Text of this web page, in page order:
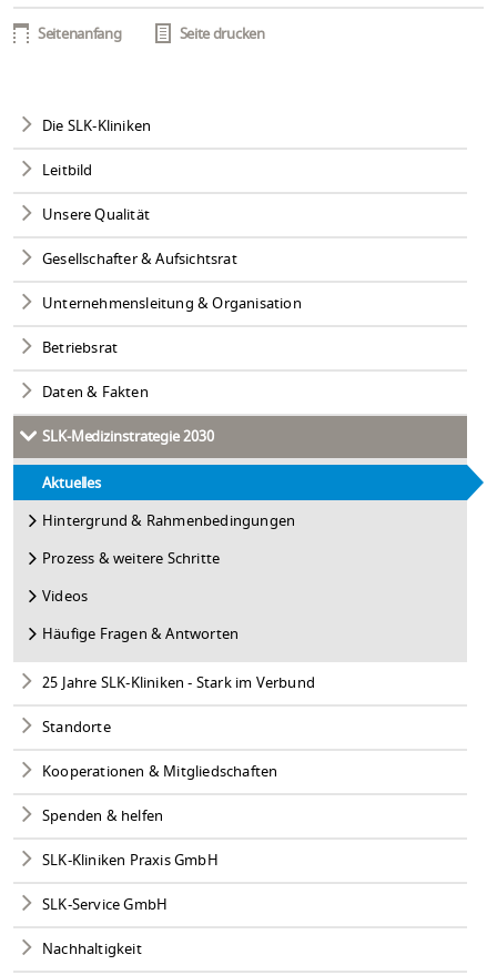
Seitenanfang Seite drucken
Die SLK-Kliniken
Leitbild
Unsere Qualität
Gesellschafter & Aufsichtsrat
Unternehmensleitung & Organisation
Betriebsrat
Daten & Fakten
SLK-Medizinstrategie 2030
Aktuelles
Hintergrund & Rahmenbedingungen
Prozess & weitere Schritte
Videos
Häufige Fragen & Antworten
25 Jahre SLK-Kliniken - Stark im Verbund
Standorte
Kooperationen & Mitgliedschaften
Spenden & helfen
SLK-Kliniken Praxis GmbH
SLK-Service GmbH
Nachhaltigkeit